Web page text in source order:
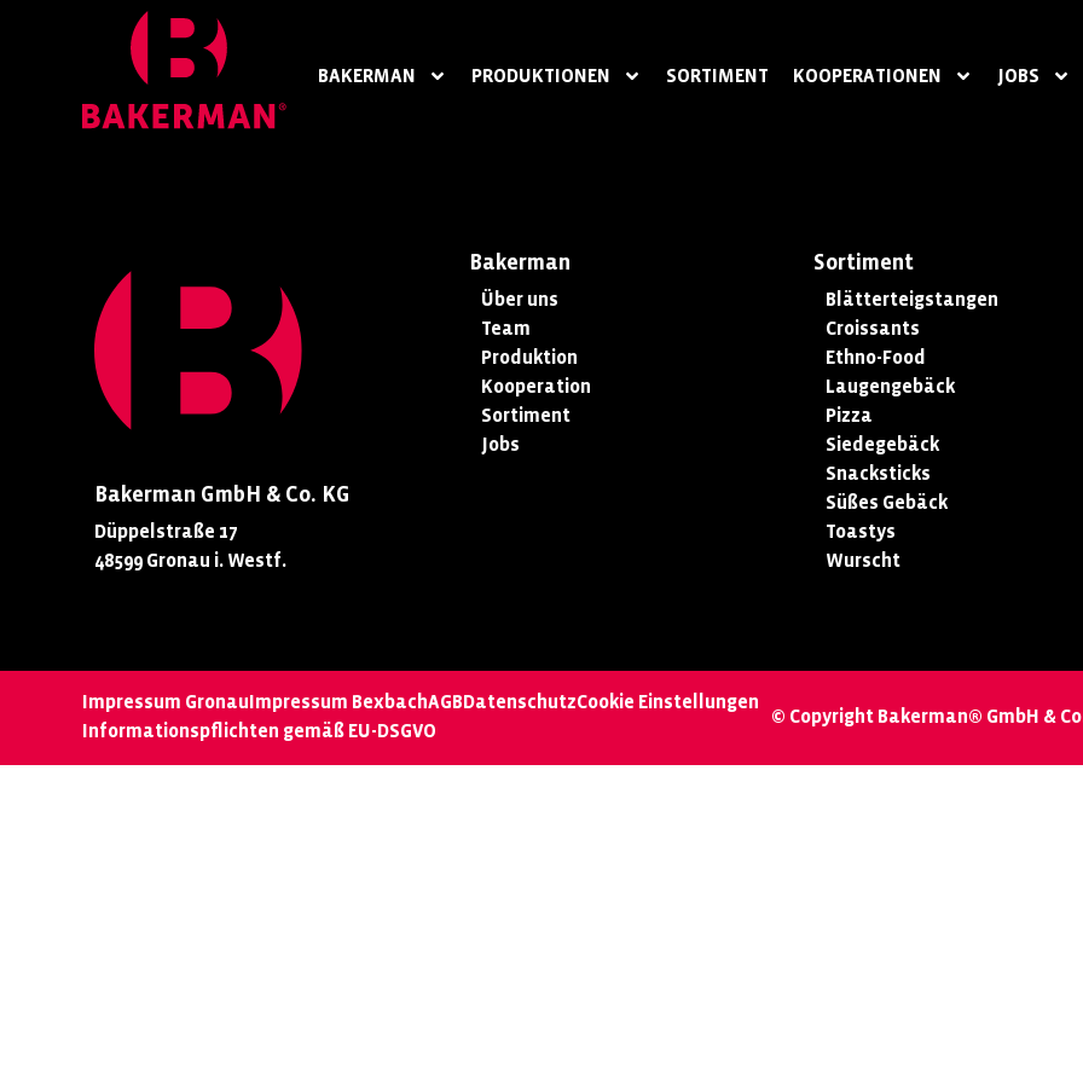
BAKERMAN PRODUKTIONEN SORTIMENT KOOPERATIONEN JOBS
Bakerman GmbH & Co. KG
Düppelstraße 17
48599 Gronau i. Westf.
Bakerman
Über uns
Team
Produktion
Kooperation
Sortiment
Jobs
Sortiment
Blätterteigstangen
Croissants
Ethno-Food
Laugengebäck
Pizza
Siedegebäck
Snacksticks
Süßes Gebäck
Toastys
Wurscht
Impressum GronauImpressum BexbachAGBDatenschutzCookie Einstellungen
Informationspflichten gemäß EU-DSGVO
© Copyright Bakerman® GmbH &